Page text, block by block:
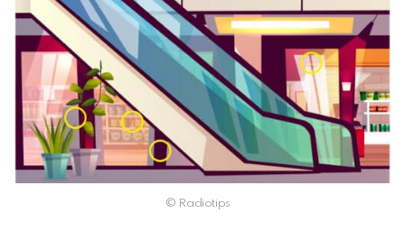
© Radiotips